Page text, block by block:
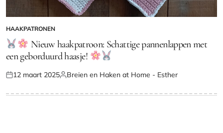
GEPLAATST
IN
HAAKPATRONEN
Nieuw haakpatroon: Schattige pannenlappen met
een geborduurd haasje!
Geplaatst
12 maart 2025Geplaatst
Breien en Haken at Home - Esther